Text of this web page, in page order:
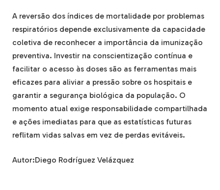
A reversão dos índices de mortalidade por problemas
respiratórios depende exclusivamente da capacidade
coletiva de reconhecer a importância da imunização
preventiva. Investir na conscientização contínua e
facilitar o acesso às doses são as ferramentas mais
eficazes para aliviar a pressão sobre os hospitais e
garantir a segurança biológica da população. O
momento atual exige responsabilidade compartilhada
e ações imediatas para que as estatísticas futuras
reflitam vidas salvas em vez de perdas evitáveis.
Autor:Diego Rodríguez Velázquez